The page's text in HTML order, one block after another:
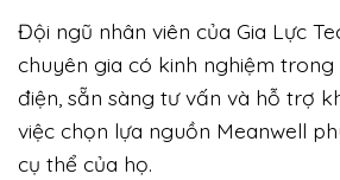
Đội ngũ nhân viên của Gia Lực
chuyên gia có kinh nghiệm trong
điện, sẵn sàng tư vấn và hỗ trợ
việc chọn lựa nguồn Meanwell
cụ thể của họ.